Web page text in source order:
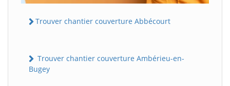
Trouver chantier couverture Abbécourt
Trouver chantier couverture Ambérieu-en-
Bugey